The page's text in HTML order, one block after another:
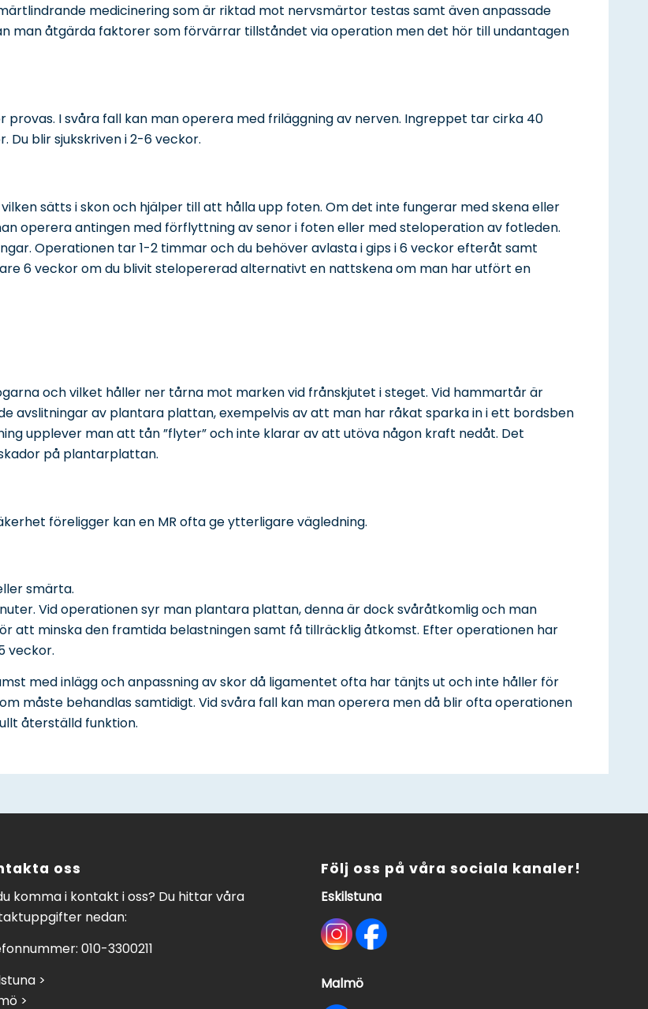
medicinering som är riktad mot nervsmärtor testas samt även anpassade
man åtgärda faktorer som förvärrar tillståndet via operation men det hör till undantagen
provas. I svåra fall kan man operera med friläggning av nerven. Ingreppet tar cirka 40
blir sjukskriven i 2-6 veckor.
sätts i skon och hjälper till att hålla upp foten. Om det inte fungerar med skena eller
operera antingen med förflyttning av senor i foten eller med steloperation av fotleden.
Operationen tar 1-2 timmar och du behöver avlasta i gips i 6 veckor efteråt samt
6 veckor om du blivit stelopererad alternativt en nattskena om man har utfört en
och vilket håller ner tårna mot marken vid frånskjutet i steget. Vid hammartår är
avslitningar av plantara plattan, exempelvis av att man har råkat sparka in i ett bordsben
upplever man att tån ”flyter” och inte klarar av att utöva någon kraft nedåt. Det
på plantarplattan.
föreligger kan en MR ofta ge ytterligare vägledning.
smärta.
Vid operationen syr man plantara plattan, denna är dock svåråtkomlig och man
att minska den framtida belastningen samt få tillräcklig åtkomst. Efter operationen har
veckor.
med inlägg och anpassning av skor då ligamentet ofta har tänjts ut och inte håller för
måste behandlas samtidigt. Vid svåra fall kan man operera men då blir ofta operationen
återställd funktion.
oss
komma i kontakt i oss? Du hittar våra
nedan:
010-3300211
>
>
Följ oss på våra sociala kanaler!
Eskilstuna
Malmö